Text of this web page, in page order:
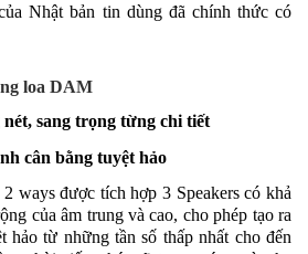
Nhật bản tin dùng đã chính thức có
loa DAM
sang trọng từng chi tiết
cân bằng tuyệt hảo
ways được tích hợp 3 Speakers có khả
của âm trung và cao, cho phép tạo ra
hảo từ những tần số thấp nhất cho đến